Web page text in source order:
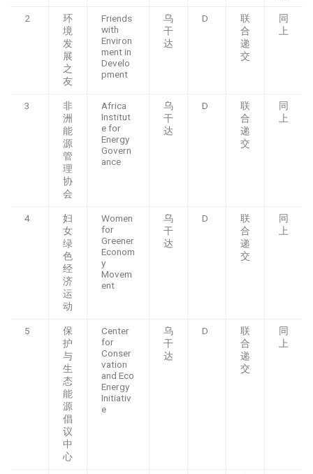
2
环
境
发
展
之
友
Friends
with
Environ
ment in
Develo
pment
乌
干
达
D
联
合
递
交
同
上
3
非
洲
能
源
管
理
协
会
Africa
Institut
e for
Energy
Govern
ance
乌
干
达
D
联
合
递
交
同
上
4
妇
女
绿
色
经
济
运
动
Women
for
Greener
Econom
y
Movem
ent
乌
干
达
D
联
合
递
交
同
上
5
保
护
与
生
态
能
源
倡
议
中
心
Center
for
Conser
vation
and Eco
Energy
Initiativ
e
乌
干
达
D
联
合
递
交
同
上